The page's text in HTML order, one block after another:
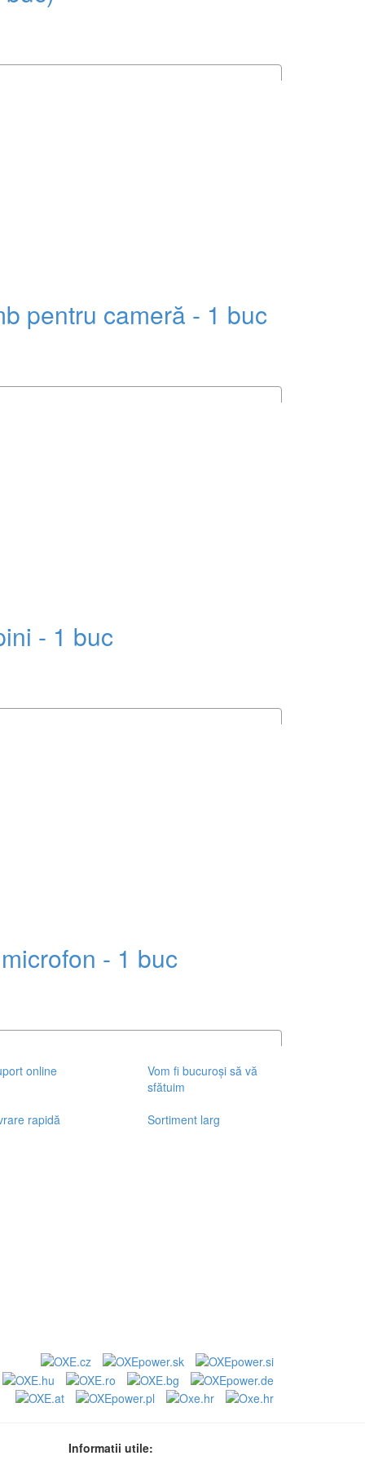
pentru cameră - 1 buc
- 1 buc
- 1 buc
online
Vom fi bucuroși să vă
sfătuim
rapidă
Sortiment larg
Informatii utile: